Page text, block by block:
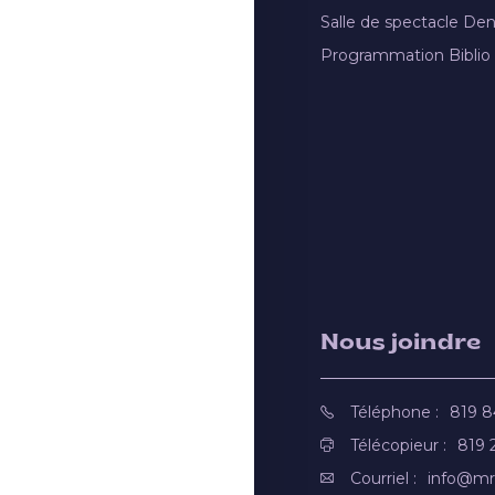
Salle de spectacle
Programmation Biblio
Nous joindre
Téléphone :
819
Télécopieur :
819
Courriel :